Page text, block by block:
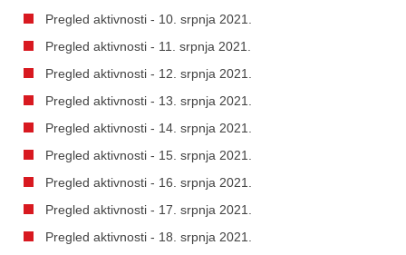
Pregled aktivnosti - 10. srpnja 2021.
Pregled aktivnosti - 11. srpnja 2021.
Pregled aktivnosti - 12. srpnja 2021.
Pregled aktivnosti - 13. srpnja 2021.
Pregled aktivnosti - 14. srpnja 2021.
Pregled aktivnosti - 15. srpnja 2021.
Pregled aktivnosti - 16. srpnja 2021.
Pregled aktivnosti - 17. srpnja 2021.
Pregled aktivnosti - 18. srpnja 2021.